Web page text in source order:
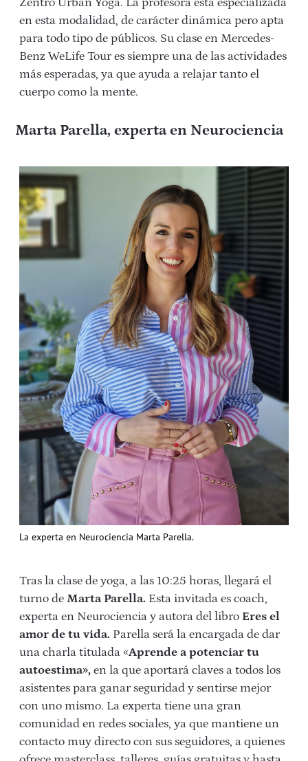
en esta modalidad, de carácter dinámica pero apta
para todo tipo de públicos. Su clase en Mercedes-
Benz WeLife Tour es siempre una de las actividades
más esperadas, ya que ayuda a relajar tanto el
cuerpo como la mente.
Marta Parella, experta en Neurociencia
La experta en Neurociencia Marta Parella.
Tras la clase de yoga, a las 10:25 horas, llegará el
turno de Marta Parella. Esta invitada es coach,
experta en Neurociencia y autora del libro Eres el
amor de tu vida. Parella será la encargada de dar
una charla titulada «Aprende a potenciar tu
autoestima», en la que aportará claves a todos los
asistentes para ganar seguridad y sentirse mejor
con uno mismo. La experta tiene una gran
comunidad en redes sociales, ya que mantiene un
contacto muy directo con sus seguidores, a quienes